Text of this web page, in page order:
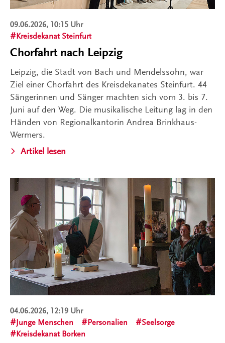
09.06.2026, 10:15 Uhr
Kreisdekanat Steinfurt
Chorfahrt nach Leipzig
Leipzig, die Stadt von Bach und Mendelssohn, war
Ziel einer Chorfahrt des Kreisdekanates Steinfurt. 44
Sängerinnen und Sänger machten sich vom 3. bis 7.
Juni auf den Weg. Die musikalische Leitung lag in den
Händen von Regionalkantorin Andrea Brinkhaus-
Wermers.
Artikel lesen
04.06.2026, 12:19 Uhr
Junge Menschen
Personalien
Seelsorge
Kreisdekanat Borken